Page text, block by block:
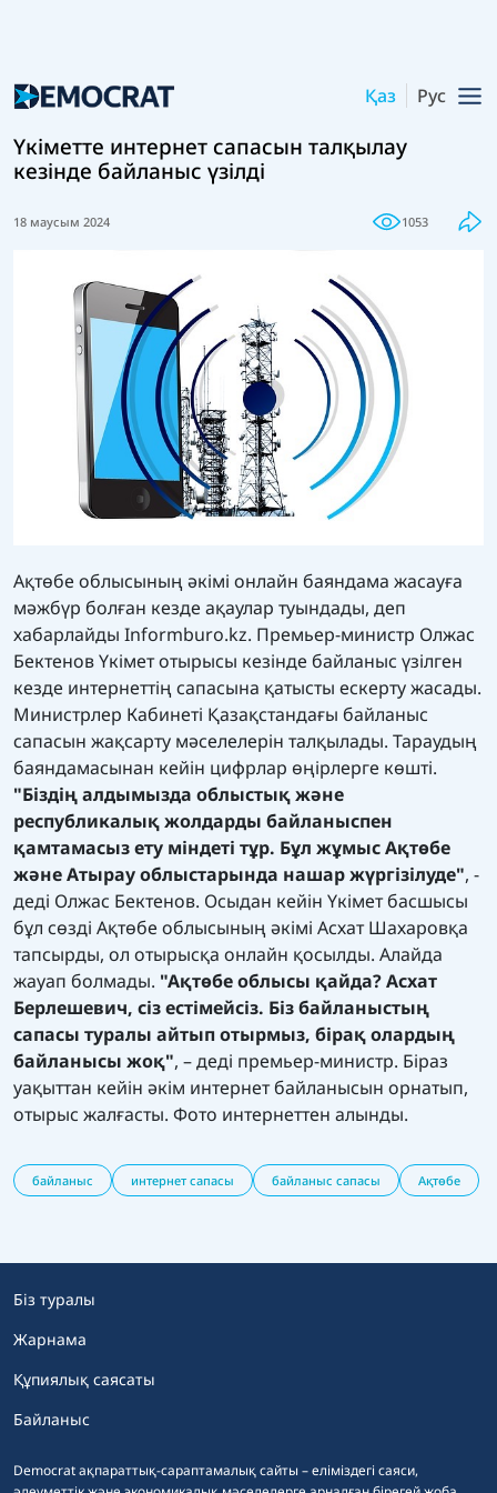
Қаз Рус
Үкіметте интернет сапасын талқылау
кезінде байланыс үзілді
18 маусым 2024 1053
Ақтөбе облысының әкімі онлайн баяндама жасауға
мәжбүр болған кезде ақаулар туындады, деп
хабарлайды Informburo.kz. Премьер-министр Олжас
Бектенов Үкімет отырысы кезінде байланыс үзілген
кезде интернеттің сапасына қатысты ескерту жасады.
Министрлер Кабинеті Қазақстандағы байланыс
сапасын жақсарту мәселелерін талқылады. Тараудың
баяндамасынан кейін цифрлар өңірлерге көшті.
"Біздің алдымызда облыстық және
республикалық жолдарды байланыспен
қамтамасыз ету міндеті тұр. Бұл жұмыс Ақтөбе
және Атырау облыстарында нашар жүргізілуде", -
деді Олжас Бектенов. Осыдан кейін Үкімет басшысы
бұл сөзді Ақтөбе облысының әкімі Асхат Шахаровқа
тапсырды, ол отырысқа онлайн қосылды. Алайда
жауап болмады. "Ақтөбе облысы қайда? Асхат
Берлешевич, сіз естімейсіз. Біз байланыстың
сапасы туралы айтып отырмыз, бірақ олардың
байланысы жоқ", – деді премьер-министр. Біраз
уақыттан кейін әкім интернет байланысын орнатып,
отырыс жалғасты. Фото интернеттен алынды.
байланыс интернет сапасы байланыс сапасы Ақтөбе
Democrat ақпараттық-сараптамалық сайты – еліміздегі саяси,
Біз туралы
Жарнама
Құпиялық саясаты
Байланыс